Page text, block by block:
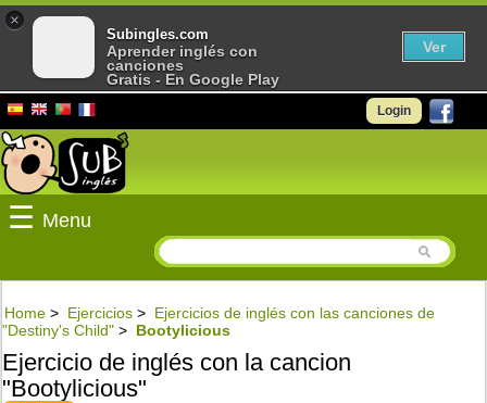
Login
☰ Menu
Home > Ejercicios > Ejercicios de inglés con las canciones de
"Destiny's Child" > Bootylicious
Ejercicio de inglés con la cancion
"Bootylicious"
×
Subingles.com
Aprender inglés con
canciones
Gratis - En Google Play
Ver